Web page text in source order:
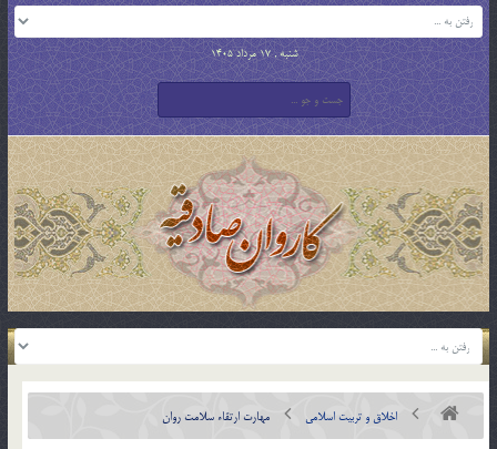
شنبه , 17 مرداد 1405
اخلاق و تربیت اسلامی مهارت ارتقاء سلامت روان